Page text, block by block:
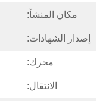
مكان المنشأ:
إصدار الشهادات:
محرك:
الانتقال: